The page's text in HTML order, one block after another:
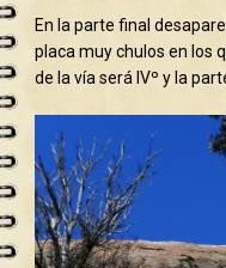
En la parte final
placa muy chulos en los
de la vía será IVº y la